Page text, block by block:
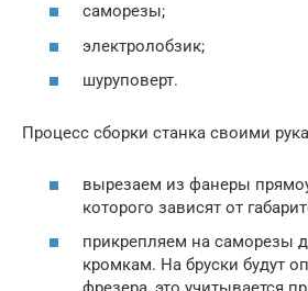
саморезы;
электролобзик;
шуруповерт.
Процесс сборки станка своими
вырезаем из фанеры
которого зависят от
прикрепляем на саморезы
кромкам. На бруски будут